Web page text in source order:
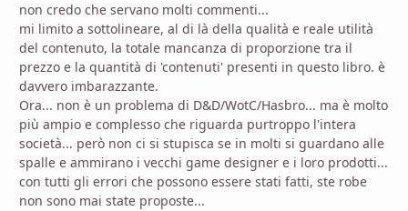
non credo che servano molti commenti...
mi limito a sottolineare, al di là della qualità e reale utilità
del contenuto, la totale mancanza di proporzione tra il
prezzo e la quantità di 'contenuti' presenti in questo libro. è
davvero imbarazzante.
Ora... non è un problema di D&D/WotC/Hasbro... ma è molto
più ampio e complesso che riguarda purtroppo l'intera
società... però non ci si stupisca se in molti si guardano alle
spalle e ammirano i vecchi game designer e i loro prodotti...
con tutti gli errori che possono essere stati fatti, ste robe
non sono mai state proposte...